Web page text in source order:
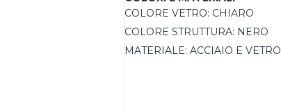
COLORE VETRO: CHIARO
COLORE STRUTTURA: NERO
MATERIALE: ACCIAIO E VETRO